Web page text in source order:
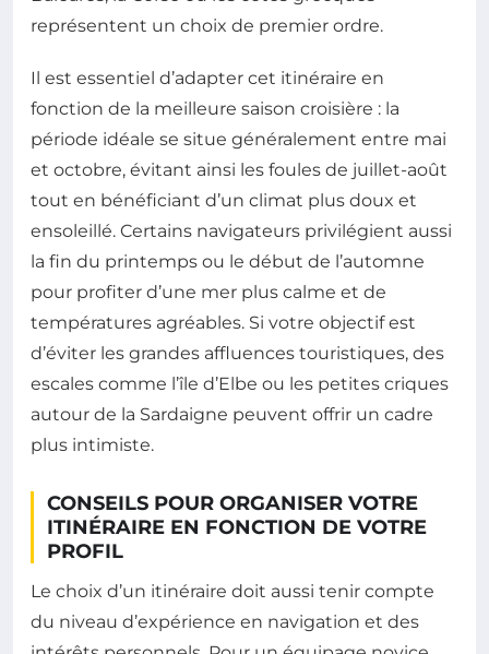
représentent un choix de premier ordre.
Il est essentiel d’adapter cet itinéraire en
fonction de la meilleure saison croisière : la
période idéale se situe généralement entre mai
et octobre, évitant ainsi les foules de juillet-août
tout en bénéficiant d’un climat plus doux et
ensoleillé. Certains navigateurs privilégient aussi
la fin du printemps ou le début de l’automne
pour profiter d’une mer plus calme et de
températures agréables. Si votre objectif est
d’éviter les grandes affluences touristiques, des
escales comme l’île d’Elbe ou les petites criques
autour de la Sardaigne peuvent offrir un cadre
plus intimiste.
CONSEILS POUR ORGANISER VOTRE
ITINÉRAIRE EN FONCTION DE VOTRE
PROFIL
Le choix d’un itinéraire doit aussi tenir compte
du niveau d’expérience en navigation et des